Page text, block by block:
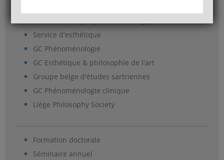
Service d'esthétique
GC Phénoménologie
GC Esthétique & philosophie de l'art
Groupe belge d'études sartriennes
GC Phénoménologie clinique
Liège Philosophy Society
Formation doctorale
Séminaire annuel